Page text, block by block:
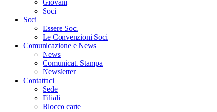
Giovani
Soci
Soci
Essere Soci
Le Convenzioni Soci
Comunicazione e News
News
Comunicati Stampa
Newsletter
Contattaci
Sede
Filiali
Blocco carte